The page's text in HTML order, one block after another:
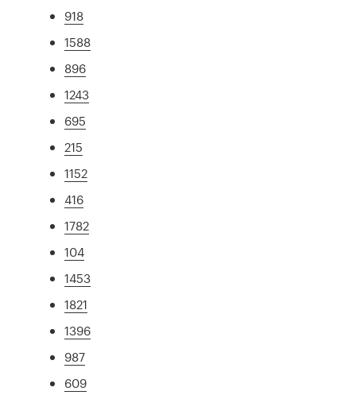
918
1588
896
1243
695
215
1152
416
1782
104
1453
1821
1396
987
609